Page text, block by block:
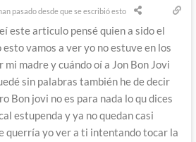
pasado desde que se escribió esto
este articulo pensé quien a sido el
vamos a ver yo no estuve en los
mi madre y cuándo oí a Jon Bon Jovi
sin palabras también he de decir
Bon jovi no es para nada lo qu dices
estupenda y ya no quedan casi
querría yo ver a ti intentando tocar la